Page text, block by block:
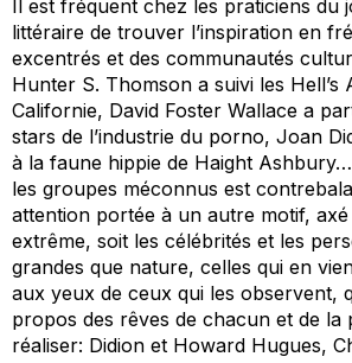
Il est fréquent chez les praticiens du
littéraire de trouver l’inspiration en
excentrés et des communautés
Hunter S. Thomson a suivi les Hell’s
Californie, David Foster Wallace a
stars de l’industrie du porno, Joan
à la faune hippie de Haight
les groupes méconnus est
attention portée à un autre motif,
extrême, soit les célébrités et les
grandes que nature, celles qui en
aux yeux de ceux qui les observent,
propos des rêves de chacun et de la
réaliser: Didion et Howard Hugues,